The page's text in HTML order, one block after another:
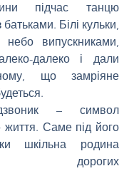
підчас танцю
батьками. Білі кульки,
небо випускниками,
далеко і дали
що замріяне
– символ
життя. Саме під його
шкільна родина
дорогих